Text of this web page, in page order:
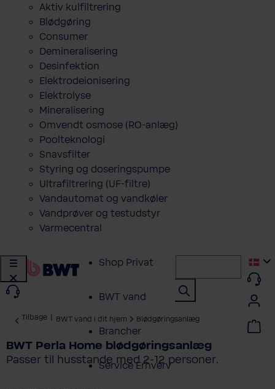
Aktiv kulfiltrering
Blødgøring
Consumer
Demineralisering
Desinfektion
Elektrodeionisering
Elektrolyse
Mineralisering
Omvendt osmose (RO-anlæg)
Poolteknologi
Snavsfilter
Styring og doseringspumpe
Ultrafiltrering (UF-filtre)
Vandautomat og vandkøler
Vandprøver og testudstyr
Varmecentral
Shop Privat
BWT vand
Brancher
Service Erhverv
Tilbage BWT vand i dit hjem Blødgøringsanlæg
BWT Perla Home blødgøringsanlæg
Passer til husstande med 2-12 personer.